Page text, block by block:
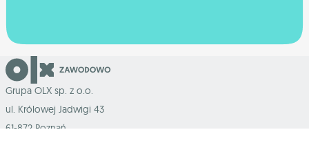
Grupa OLX sp. z o.o.
ul. Królowej Jadwigi 43
61-872 Poznań